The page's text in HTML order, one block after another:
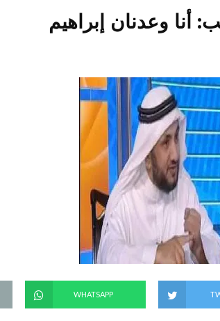
أنا وعدنان إبراهيم
WHATSAPP